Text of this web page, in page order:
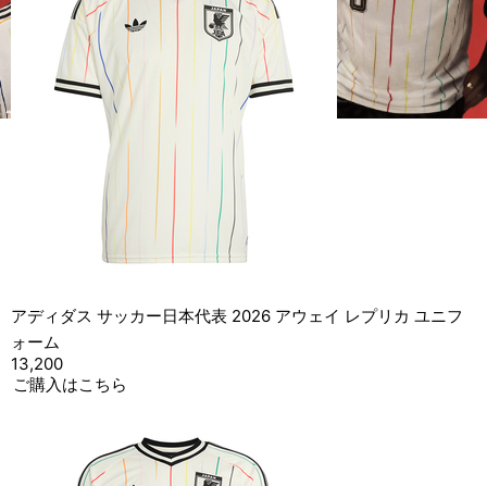
アディダス サッカー日本代表 2026 アウェイ レプリカ ユニフ
ォーム
13,200
ご購入はこちら